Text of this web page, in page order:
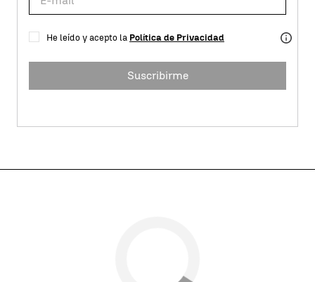
He leído y acepto la Política de Privacidad
Suscribirme